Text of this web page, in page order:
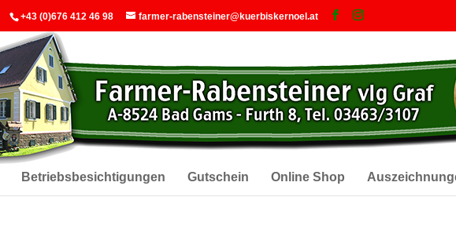
+43 (0)676 412 46 98 farmer-rabensteiner@kuerbiskernoel.at
Betriebsbesichtigungen Gutschein Online Shop